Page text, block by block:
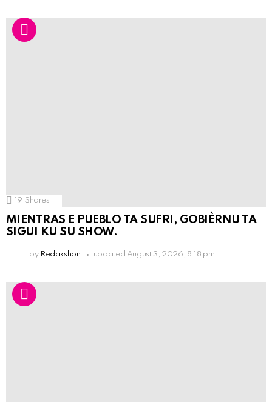
19 Shares
MIENTRAS E PUEBLO TA SUFRI, GOBIÈRNU TA
SIGUI KU SU SHOW.
by Redakshon updated August 3, 2026, 8:18 pm